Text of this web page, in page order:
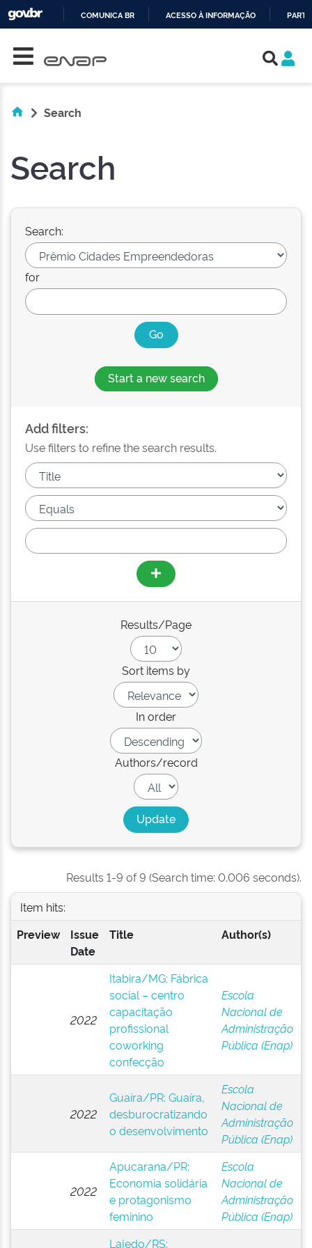
COMUNICA BR ACESSO À INFORMAÇÃO
Search
Search
Search:
for
Start a new search
Add filters:
Use filters to refine the search results.
Results/Page
Sort items by
In order
Authors/record
Results 1-9 of 9 (Search time: 0.006 seconds).
Item hits:
Preview
Issue
Date
Title Author(s)
2022
Itabira/MG: Fábrica
social – centro
capacitação
profissional
coworking
confecção
Escola
Nacional de
Administração
Pública (Enap)
2022
Guaíra/PR: Guaíra,
desburocratizando
o desenvolvimento
Escola
Nacional de
Administração
Pública (Enap)
2022
Apucarana/PR:
Economia solidária
e protagonismo
feminino
Escola
Nacional de
Administração
Pública (Enap)
Lajedo/RS: